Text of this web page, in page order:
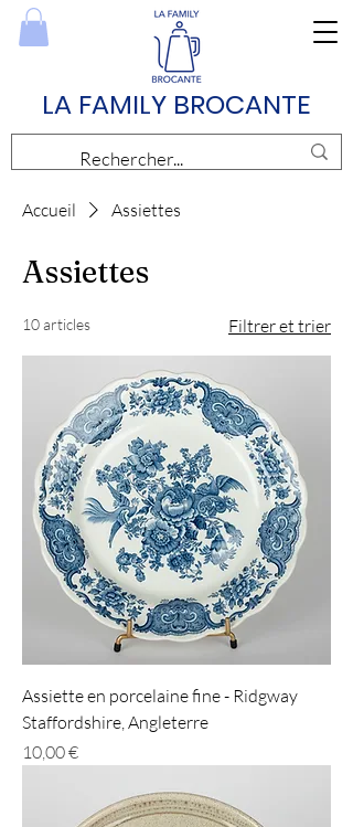
LA FAMILY BROCANTE
Accueil Assiettes
Assiettes
10 articles Filtrer et trier
Assiette en porcelaine fine - Ridgway
Staffordshire, Angleterre
Prix
10,00 €